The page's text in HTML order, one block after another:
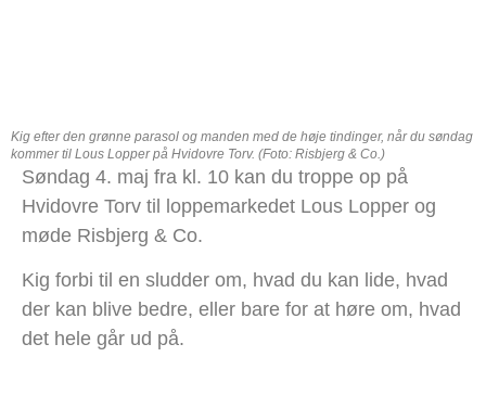
Kig efter den grønne parasol og manden med de høje tindinger, når du søndag
kommer til Lous Lopper på Hvidovre Torv. (Foto: Risbjerg & Co.)
Søndag 4. maj fra kl. 10 kan du troppe op på
Hvidovre Torv til loppemarkedet Lous Lopper og
møde Risbjerg & Co.
Kig forbi til en sludder om, hvad du kan lide, hvad
der kan blive bedre, eller bare for at høre om, hvad
det hele går ud på.